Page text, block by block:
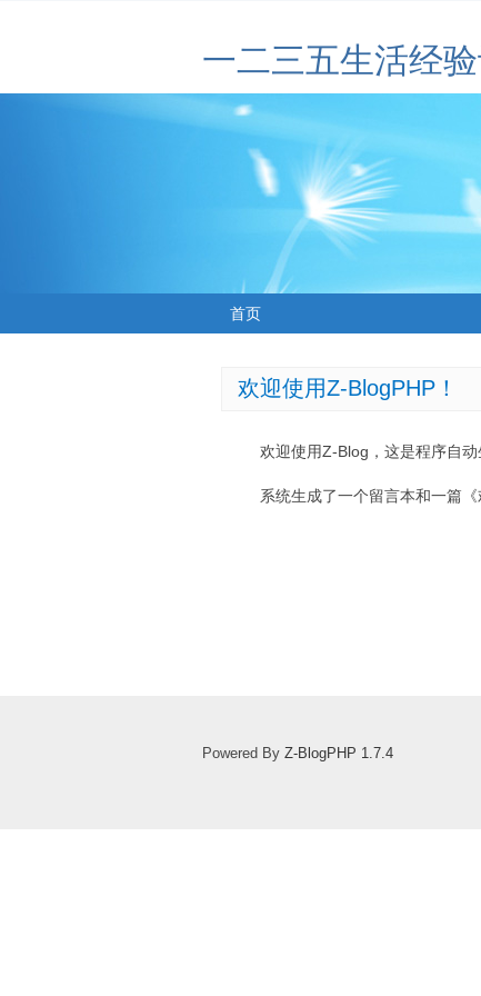
一二三五生活经
首页
欢迎使用Z-BlogPHP！
欢迎使用Z-Blog，这是程序自
系统生成了一个留言本和一篇
Powered By Z-BlogPHP 1.7.4